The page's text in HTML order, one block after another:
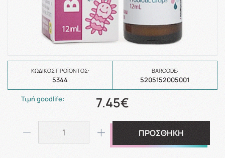
ΚΩΔΙΚΌΣ ΠΡΟΪΌΝΤΟΣ:
5344
BARCODE:
5205152005001
Τιμή goodlife: 7.45€
ΠΡΟΣΘΗΚΗ